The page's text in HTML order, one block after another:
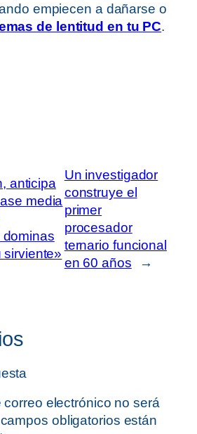
empiecen a dañarse o
de lentitud en tu PC.
anticipa
media
sirviente»
Un investigador
construye el
primer
procesador
ternario funcional
en 60 años
→
correo electrónico no será
obligatorios están